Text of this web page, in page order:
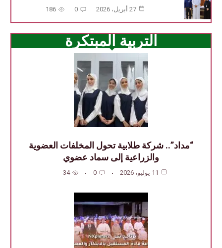
27 أبريل، 2026 0
186
التربية المبتكرة
“مداد”.. شركة طلابية تحول المخلفات العضوية
والزراعية إلى سماد عضوي
11 يوليو، 2026 0
34